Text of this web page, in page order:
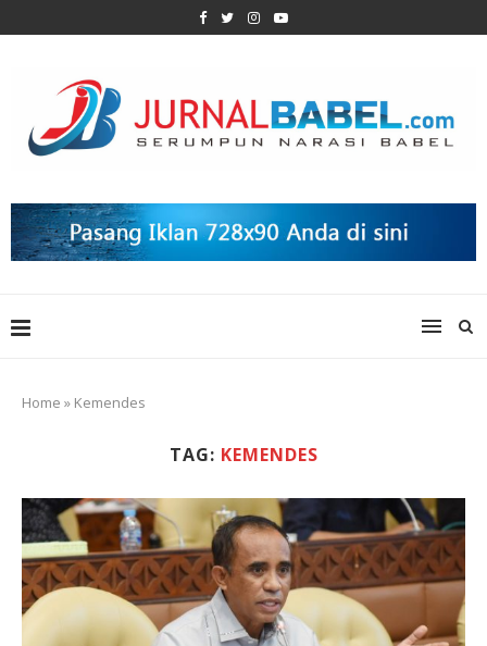
Home » Kemendes
TAG: KEMENDES